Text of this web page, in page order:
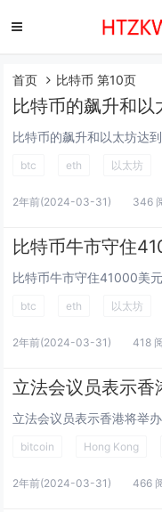
首页 比特币 第10页
btc eth 以太坊
2年前(2024-03-31) 346
btc eth 以太坊
2年前(2024-03-31) 418
立法会议员表示香
bitcoin Hong Kong
2年前(2024-03-31) 466